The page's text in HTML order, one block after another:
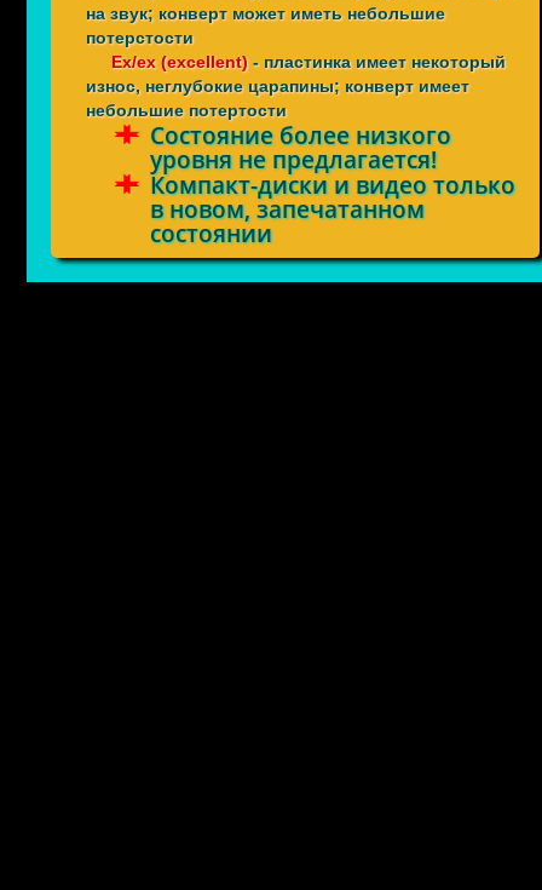
на звук; конверт может иметь небольшие
потерстости
Ex/ex (excellent)- пластинка имеет некоторый
износ, неглубокие царапины; конверт имеет
небольшие потертости
Состояние более низкого
уровня не предлагается!
Компакт-диски и видео только
в новом, запечатанном
состоянии